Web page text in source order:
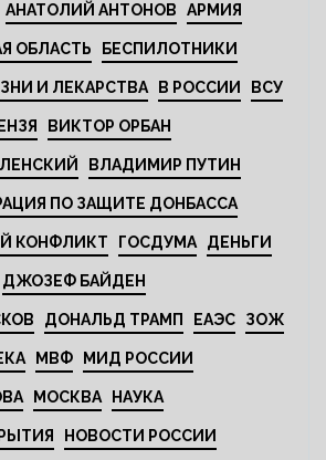
АНАТОЛИЙ АНТОНОВ АРМИЯ
ОБЛАСТЬ БЕСПИЛОТНИКИ
И ЛЕКАРСТВА В РОССИИ ВСУ
ВИКТОР ОРБАН
ВЛАДИМИР ПУТИН
ПО ЗАЩИТЕ ДОНБАССА
КОНФЛИКТ ГОСДУМА ДЕНЬГИ
ДЖОЗЕФ БАЙДЕН
ДОНАЛЬД ТРАМП ЕАЭС ЗОЖ
МВФ МИД РОССИИ
МОСКВА НАУКА
НОВОСТИ РОССИИ